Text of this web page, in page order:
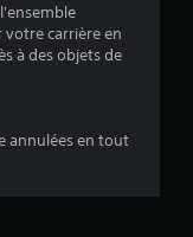
u
t
carrière en
à des objets de
annulées en tout